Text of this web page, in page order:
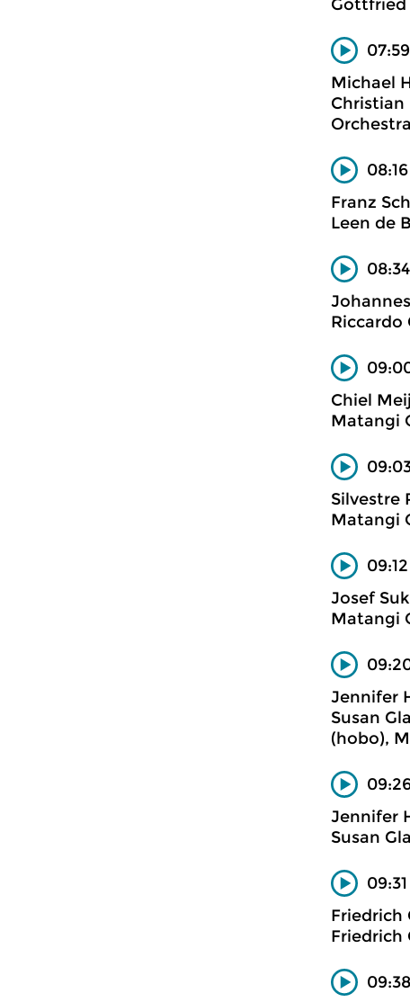
Gottfried
Michael
Orchestra
Franz
Leen de
Riccardo
Chiel
Matangi
Silvestre
Matangi
Josef Suk
Matangi
Jennifer
Susan
(hobo),
Jennifer
Susan
Friedrich
Friedrich